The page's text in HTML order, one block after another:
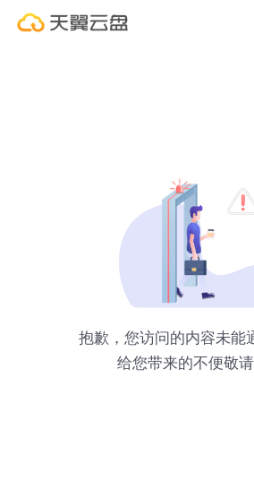
抱歉，您访问的内容未能
给您带来的不便敬